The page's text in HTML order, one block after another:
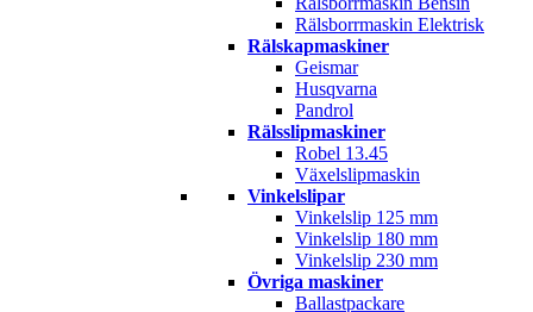
Rälsborrmaskin Elektrisk
Rälskapmaskiner
Geismar
Husqvarna
Pandrol
Rälsslipmaskiner
Robel 13.45
Växelslipmaskin
Vinkelslipar
Vinkelslip 125 mm
Vinkelslip 180 mm
Vinkelslip 230 mm
Övriga maskiner
Ballastpackare